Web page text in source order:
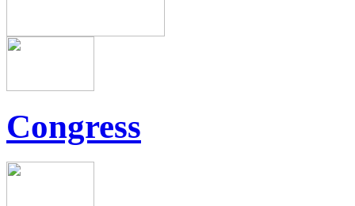
Congress